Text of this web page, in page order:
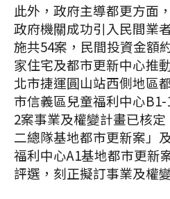
此外，政府主導都更方面
政府機關成功引入民間業
施共54案，民間投資金額
家住宅及都市更新中心推
北市捷運圓山站西側地區
市信義區兒童福利中心
2案事業及權變計畫已核
二總隊基地都市更新案」
福利中心A1基地都市更新
評選，刻正擬訂事業及權